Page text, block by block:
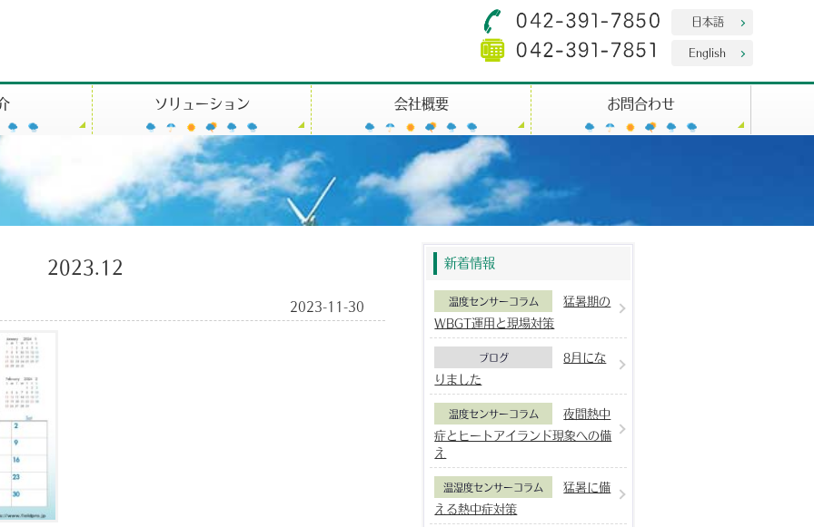
日本語
English
ソリューション 会社概要 お問合わせ
2023.12
2023-11-30
新着情報
温度センサーコラム
猛暑期の
WBGT運用と現場対策
ブログ
8月にな
りました
温度センサーコラム
夜間熱中
症とヒートアイランド現象への備
え
温湿度センサーコラム
猛暑に備
える熱中症対策